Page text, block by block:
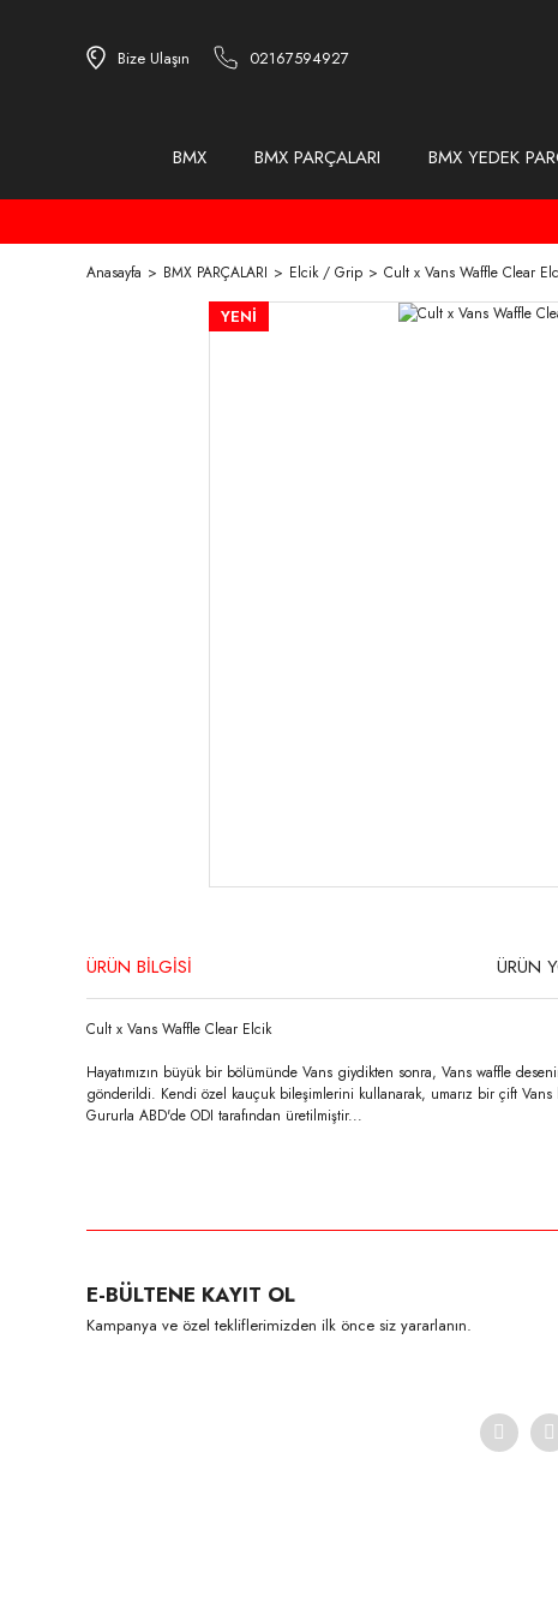
Bize Ulaşın 02167594927
BMX BMX PARÇALARI BMX YEDEK
Anasayfa BMX PARÇALARI Elcik / Grip Cult x Vans Waffle Clear
YENİ
ÜRÜN BİLGİSİ ÜRÜN
Cult x Vans Waffle Clear Elcik
Hayatımızın büyük bir bölümünde Vans giydikten sonra, Vans waffle
gönderildi. Kendi özel kauçuk bileşimlerini kullanarak, umarız bir çift Vans
Gururla ABD'de ODI tarafından üretilmiştir...
Ürün açıklamasında eksik bilgiler bulunuyor.
Ürün bilgilerinde hatalar bulunuyor.
E-BÜLTENE KAYIT OL
Kampanya ve özel tekliflerimizden ilk önce siz yararlanın.